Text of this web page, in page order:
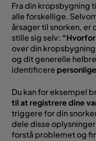
Fra din kropsbygning
alle forskellige.
årsager til snorken,
stille sig selv:
over din
og dit generelle
identificere
Du kan for eksempel
til at registrere dine
triggere for din
dele disse
forstå problemet og